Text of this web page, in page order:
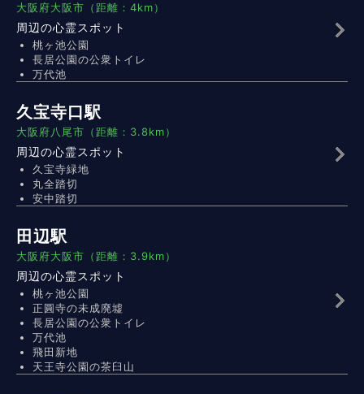
大阪府大阪市（距離：4km）
周辺の心霊スポット
桃ヶ池公園
長居公園の公衆トイレ
万代池
久宝寺口駅
大阪府八尾市（距離：3.8km）
周辺の心霊スポット
久宝寺緑地
丸全踏切
安中踏切
田辺駅
大阪府大阪市（距離：3.9km）
周辺の心霊スポット
桃ヶ池公園
正圓寺の未成廃墟
長居公園の公衆トイレ
万代池
飛田新地
天王寺公園の茶臼山